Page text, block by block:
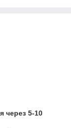
через 5-10